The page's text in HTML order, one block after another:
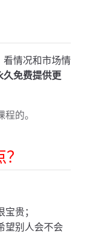
看情况和市场情
久免费提供更
的。
贵；
望别人会不会